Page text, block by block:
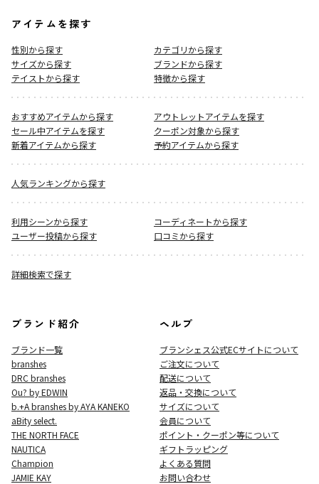
アイテムを探す
性別から探す
カテゴリから探す
サイズから探す
ブランドから探す
テイストから探す
特徴から探す
おすすめアイテムから探す
アウトレットアイテムを探す
セール中アイテムを探す
クーポン対象から探す
新着アイテムから探す
予約アイテムから探す
人気ランキングから探す
利用シーンから探す
コーディネートから探す
ユーザー投稿から探す
口コミから探す
詳細検索で探す
ブランド紹介
ブランド一覧
branshes
DRC branshes
Ou? by EDWIN
b.+A branshes by AYA KANEKO
aBity select.
THE NORTH FACE
NAUTICA
Champion
JAMIE KAY
ヘルプ
ブランシェス公式ECサイトについて
ご注文について
配送について
返品・交換について
サイズについて
会員について
ポイント・クーポン等について
ギフトラッピング
よくある質問
お問い合わせ